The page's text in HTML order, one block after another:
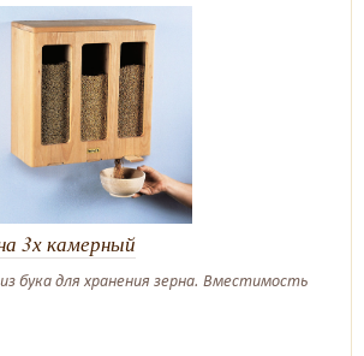
3х камерный
бука для хранения зерна. Вместимость